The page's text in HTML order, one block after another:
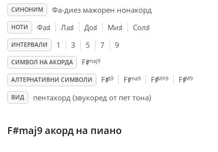
Español
Français
한국어
СИНОНИМ Фа-диез мажорен нонакорд
НОТИ Фа♯ Ла♯ До♯ Ми♯ Сол♯
ИНТЕРВАЛИ 1 3 5 7 9
СИМВОЛ НА АКОРДА F♯maj9
АЛТЕРНАТИВНИ СИМВОЛИ F♯Δ9 F♯ma9 F♯MA9 F♯M9
ВИД пентахорд (звукоред от пет тона)
F#maj9 акорд на пиано